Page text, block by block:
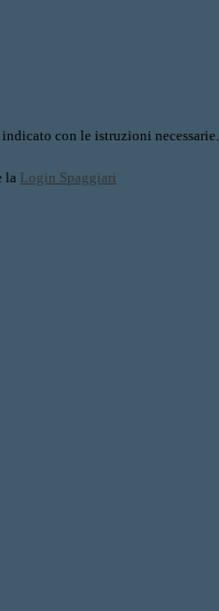
con le istruzioni necessarie.
la Login Spaggiari